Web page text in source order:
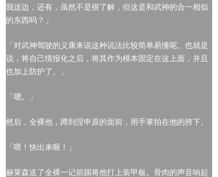
我这边，还有，虽然不是很了解，但这是和武神的合一相似
的东西吗？」
「对武神驾驶的义康来说这种说法比较简单易懂呢。也就是
说，将自己情报化之后，将其作为模本固定在这上面，并且
也加上防护了。」
「嗯。」
然后，全裸他，蹲到涅申原的面前，用手掌拍在他的胯下。
「喂！快出来喔！」
赫莱森送了全裸一记前踢将他打上装甲板。骨肉的声音响起